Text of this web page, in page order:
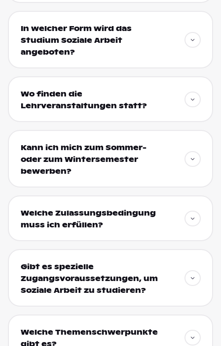
In welcher Form wird das
Studium Soziale Arbeit
angeboten?
Wo finden die
Lehrveranstaltungen statt?
Kann ich mich zum Sommer-
oder zum Wintersemester
bewerben?
Welche Zulassungsbedingung
muss ich erfüllen?
Gibt es spezielle
Zugangsvoraussetzungen, um
Soziale Arbeit zu studieren?
Welche Themenschwerpunkte
gibt es?